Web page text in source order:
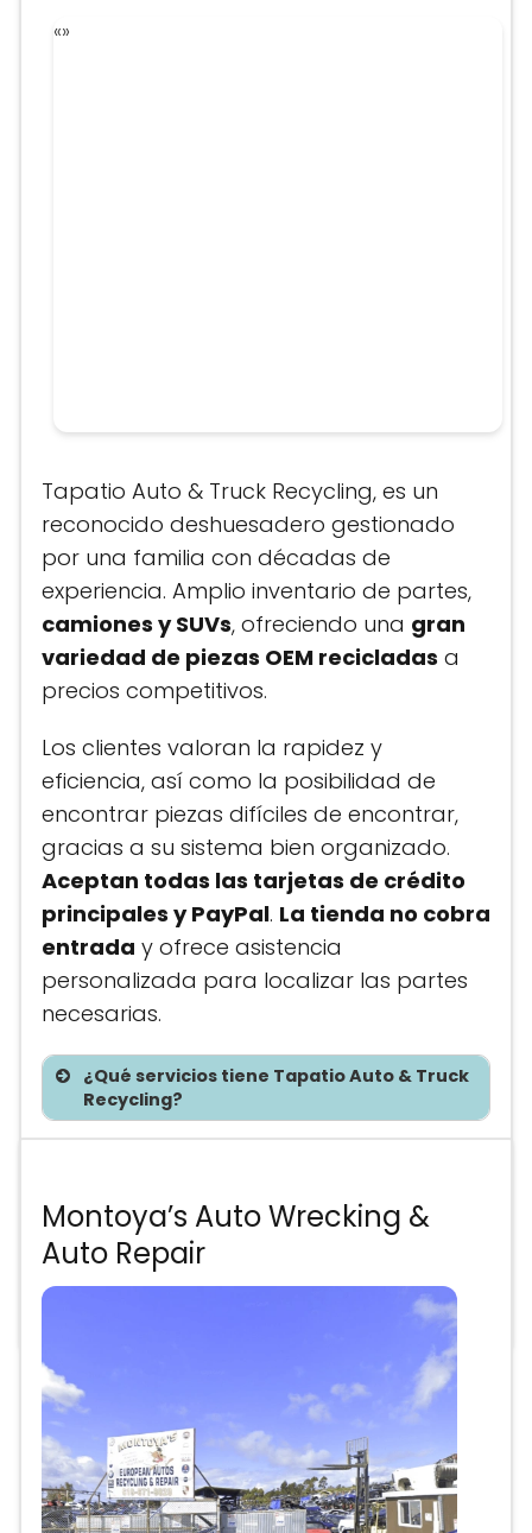
«»
Tapatio Auto & Truck Recycling, es un
reconocido deshuesadero gestionado
por una familia con décadas de
experiencia. Amplio inventario de partes,
camiones y SUVs, ofreciendo una gran
variedad de piezas OEM recicladas a
precios competitivos.
Los clientes valoran la rapidez y
eficiencia, así como la posibilidad de
encontrar piezas difíciles de encontrar,
gracias a su sistema bien organizado.
Aceptan todas las tarjetas de crédito
principales y PayPal. La tienda no cobra
entrada y ofrece asistencia
personalizada para localizar las partes
necesarias.
¿Qué servicios tiene Tapatio Auto & Truck
Recycling?
Precios de partes
Montoya’s Auto Wrecking &
Auto Repair